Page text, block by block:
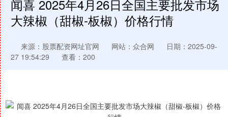
闻喜 2025年4月26日全国主要批发市场
大辣椒（甜椒-板椒）价格行情
来源：股票配资网址官网 网站：众合网
日期：2025-09-
27 19:54:29
查看：200